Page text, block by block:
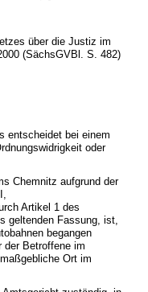
über die Justiz im
(SächsGVBl. S. 482)
entscheidet bei einem
oder
Chemnitz aufgrund der
Artikel 1 des
geltenden Fassung, ist,
begangen
der Betroffene im
Ort im